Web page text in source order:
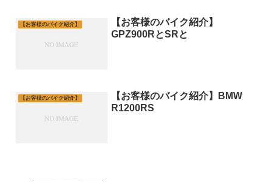
【お客様のバイク紹介】
【お客様のバイク紹介】
GPZ900RとSRと
【お客様のバイク紹介】
【お客様のバイク紹介】BMW
R1200RS